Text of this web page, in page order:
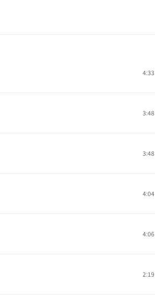
4:33
3:48
3:48
4:04
4:06
2:19